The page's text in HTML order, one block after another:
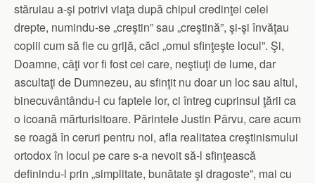
stăruiau a-şi potrivi viaţa după chipul credinţei celei
drepte, numindu-se „creştin” sau „creştină”, şi-şi învăţau
copiii cum să fie cu grijă, căci „omul sfinţeşte locul”. Şi,
Doamne, câţi vor fi fost cei care, neştiuţi de lume, dar
ascultaţi de Dumnezeu, au sfinţit nu doar un loc sau altul,
binecuvântându-l cu faptele lor, ci întreg cuprinsul ţării ca
o icoană mărturisitoare. Părintele Justin Pârvu, care acum
se roagă în ceruri pentru noi, afla realitatea creştinismului
ortodox în locul pe care s-a nevoit să-l sfinţească
definindu-l prin „simplitate, bunătate şi dragoste”, mai cu